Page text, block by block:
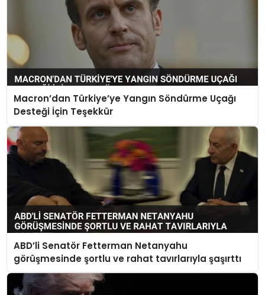
Macron’dan Türkiye’ye Yangın Söndürme Uçağı
Desteği İçin Teşekkür
ABD’li Senatör Fetterman Netanyahu
görüşmesinde şortlu ve rahat tavırlarıyla şaşırttı